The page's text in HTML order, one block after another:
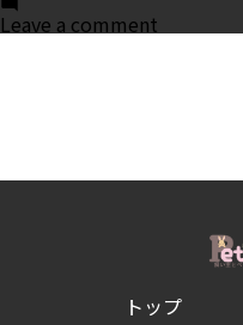
Leave a comment
ダ
が
な
トップ